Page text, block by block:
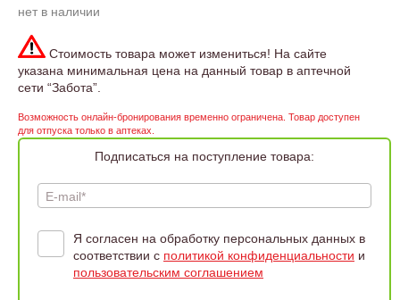
нет в наличии
Стоимость товара может измениться! На сайте
указана минимальная цена на данный товар в аптечной
сети “Забота”.
Возможность онлайн-бронирования временно ограничена. Товар доступен
для отпуска только в аптеках.
Подписаться на поступление товара:
E-mail*
Я согласен на обработку персональных данных в
соответствии с политикой конфиденциальности и
пользовательским соглашением